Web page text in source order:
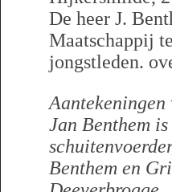
De heer J.
Maatschappij
jongstleden.
Jan Benthem
Benthem en